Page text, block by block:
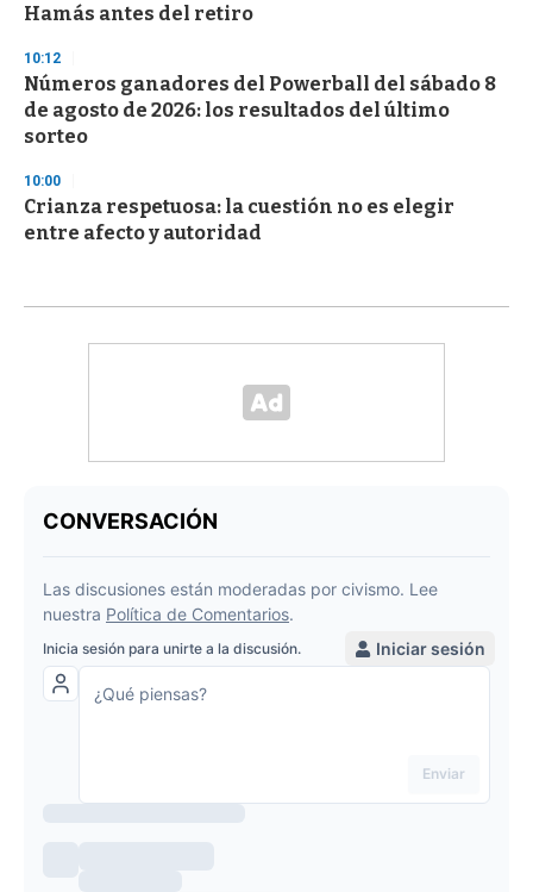
Hamás antes del retiro
10:12
Números ganadores del Powerball del sábado 8
de agosto de 2026: los resultados del último
sorteo
10:00
Crianza respetuosa: la cuestión no es elegir
entre afecto y autoridad